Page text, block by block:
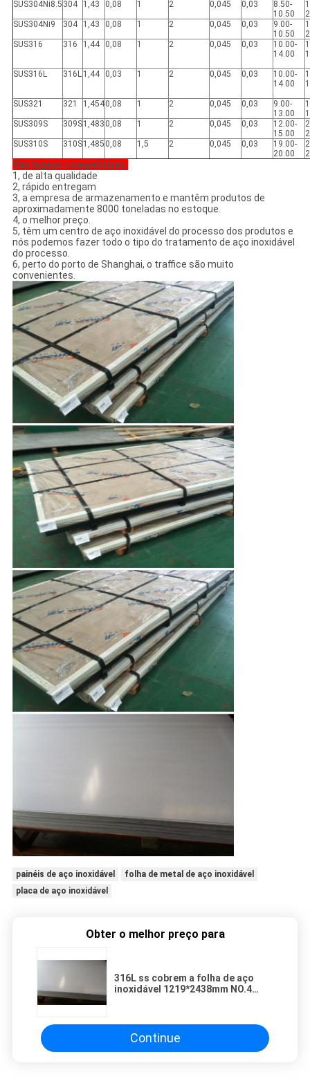
SUS304Ni8.5 304 1,43 0,08 1 2 0,045 0,03
8.50-
10.50
SUS304Ni9
304 1,43 0,08 1 2 0,045 0,03
9.00-
10.50
SUS316
316 1,44 0,08 1 2 0,045 0,03
10.00-
14.00
SUS316L 316L 1,44 0,03 1 2 0,045 0,03
10.00-
14.00
SUS321 321 1,4540,08 1 2 0,045 0,03
9.00-
13.00
SUS309S
309S1,483 0,08 1 2 0,045 0,03
12.00-
15.00
SUS310S
310S1,485 0,08 1,5 2 0,045 0,03
19.00-
20.00
Vantagens competitivas:
1, de alta qualidade
2, rápido entregam
3, a empresa de armazenamento e mantêm produtos de
aproximadamente 8000 toneladas no estoque.
4, o melhor preço.
5, têm um centro de aço inoxidável do processo dos produtos e
nós podemos fazer todo o tipo do tratamento de aço inoxidável
do processo.
6, perto do porto de Shanghai, o traffice são muito
convenientes.
painéis de aço inoxidável
folha de metal de aço inoxidável
placa de aço inoxidável
Obter o melhor preço para
316L ss cobrem a folha de aço
inoxidável 1219*2438mm NO.4
Continue